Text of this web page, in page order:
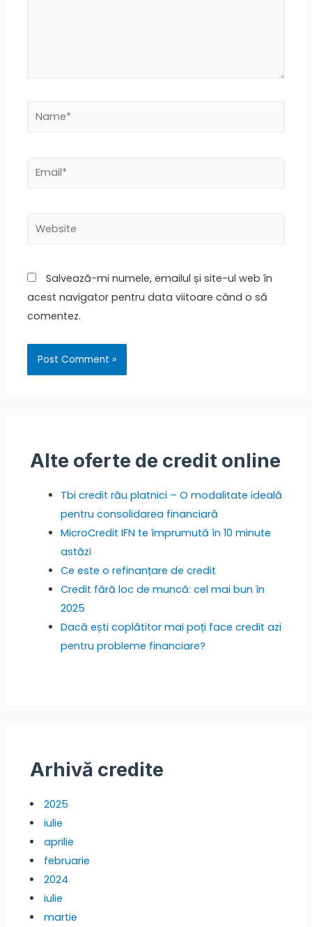
Salvează-mi numele, emailul și site-ul web în
acest navigator pentru data viitoare când o să
comentez.
Alte oferte de credit online
Tbi credit rău platnici – O modalitate ideală
pentru consolidarea financiară
MicroCredit IFN te împrumută în 10 minute
astăzi
Ce este o refinanțare de credit
Credit fără loc de muncă: cel mai bun în
2025
Dacă ești coplătitor mai poți face credit azi
pentru probleme financiare?
Arhivă credite
2025
iulie
aprilie
februarie
2024
iulie
martie